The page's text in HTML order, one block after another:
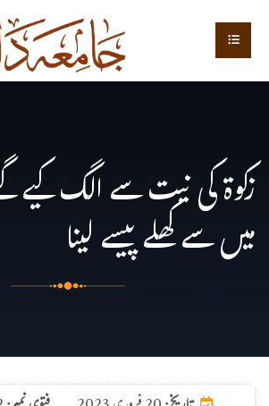
زکوۃ کی نیت سے الگ کیے
میں سے کھلے پیسے لینا